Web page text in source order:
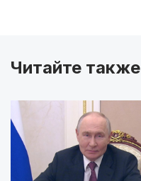
Читайте также